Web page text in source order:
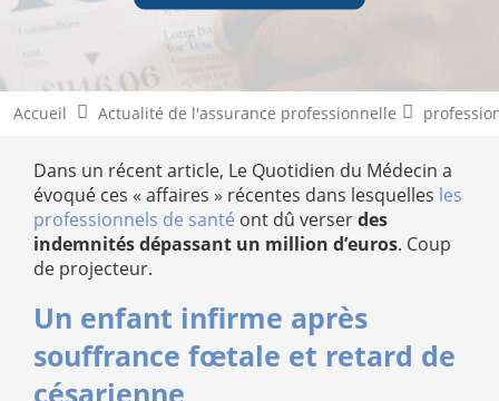
Accueil Actualité de l'assurance professionnelle
Dans un récent article, Le Quotidien du Médecin a
évoqué ces « affaires » récentes dans lesquelles les
professionnels de santé ont dû verserdes
indemnités dépassant un million d’euros. Coup
de projecteur.
Un enfant infirme après
souffrance fœtale et retard de
césarienne